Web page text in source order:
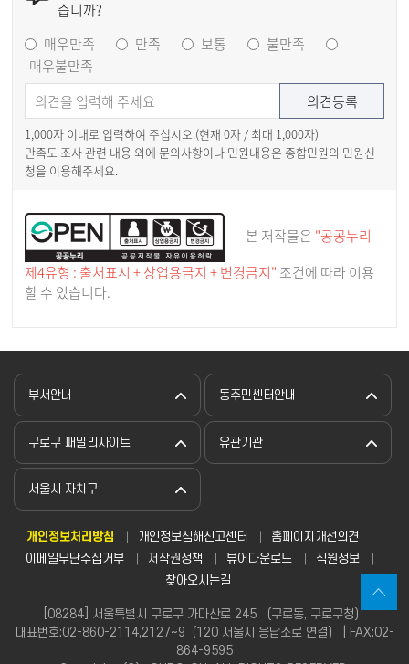
습니까?
매우만족
만족 보통
불만족
매우불만족
1,000자 이내로 입력하여 주십시오.(현재 0자 / 최대 1,000자)
만족도 조사 관련 내용 외에 문의사항이나 민원내용은 종합민원의 민원신
청을 이용해주세요.
본 저작물은 "공공누리
제4유형 : 출처표시 + 상업용금지 + 변경금지" 조건에 따라 이용
할 수 있습니다.
부서안내 동주민센터안내
구로구 패밀리사이트 유관기관
서울시 자치구
개인정보처리방침 개인정보침해신고센터
홈페이지개선의견
이메일무단수집거부
저작권정책 뷰어다운로드
직원정보
찾아오시는길
[08284] 서울특별시 구로구 가마산로 245 （구로동, 구로구청）
대표번호:02-860-2114,2127~9（120 서울시 응답소로 연결） | FAX:02-
864-9595